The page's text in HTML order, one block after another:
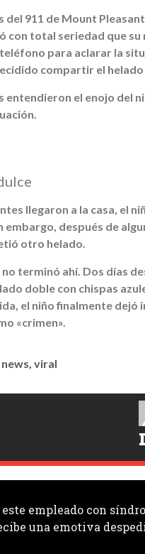
del 911 de Mount
con total seriedad que
para aclarar la
compartir el
entendieron el enojo del
llegaron a la casa, el
embargo, después de
otro helado.
terminó ahí. Dos días
doble con chispas
el niño finalmente dejó
«crimen».
news, viral
empleado con
una emotiva